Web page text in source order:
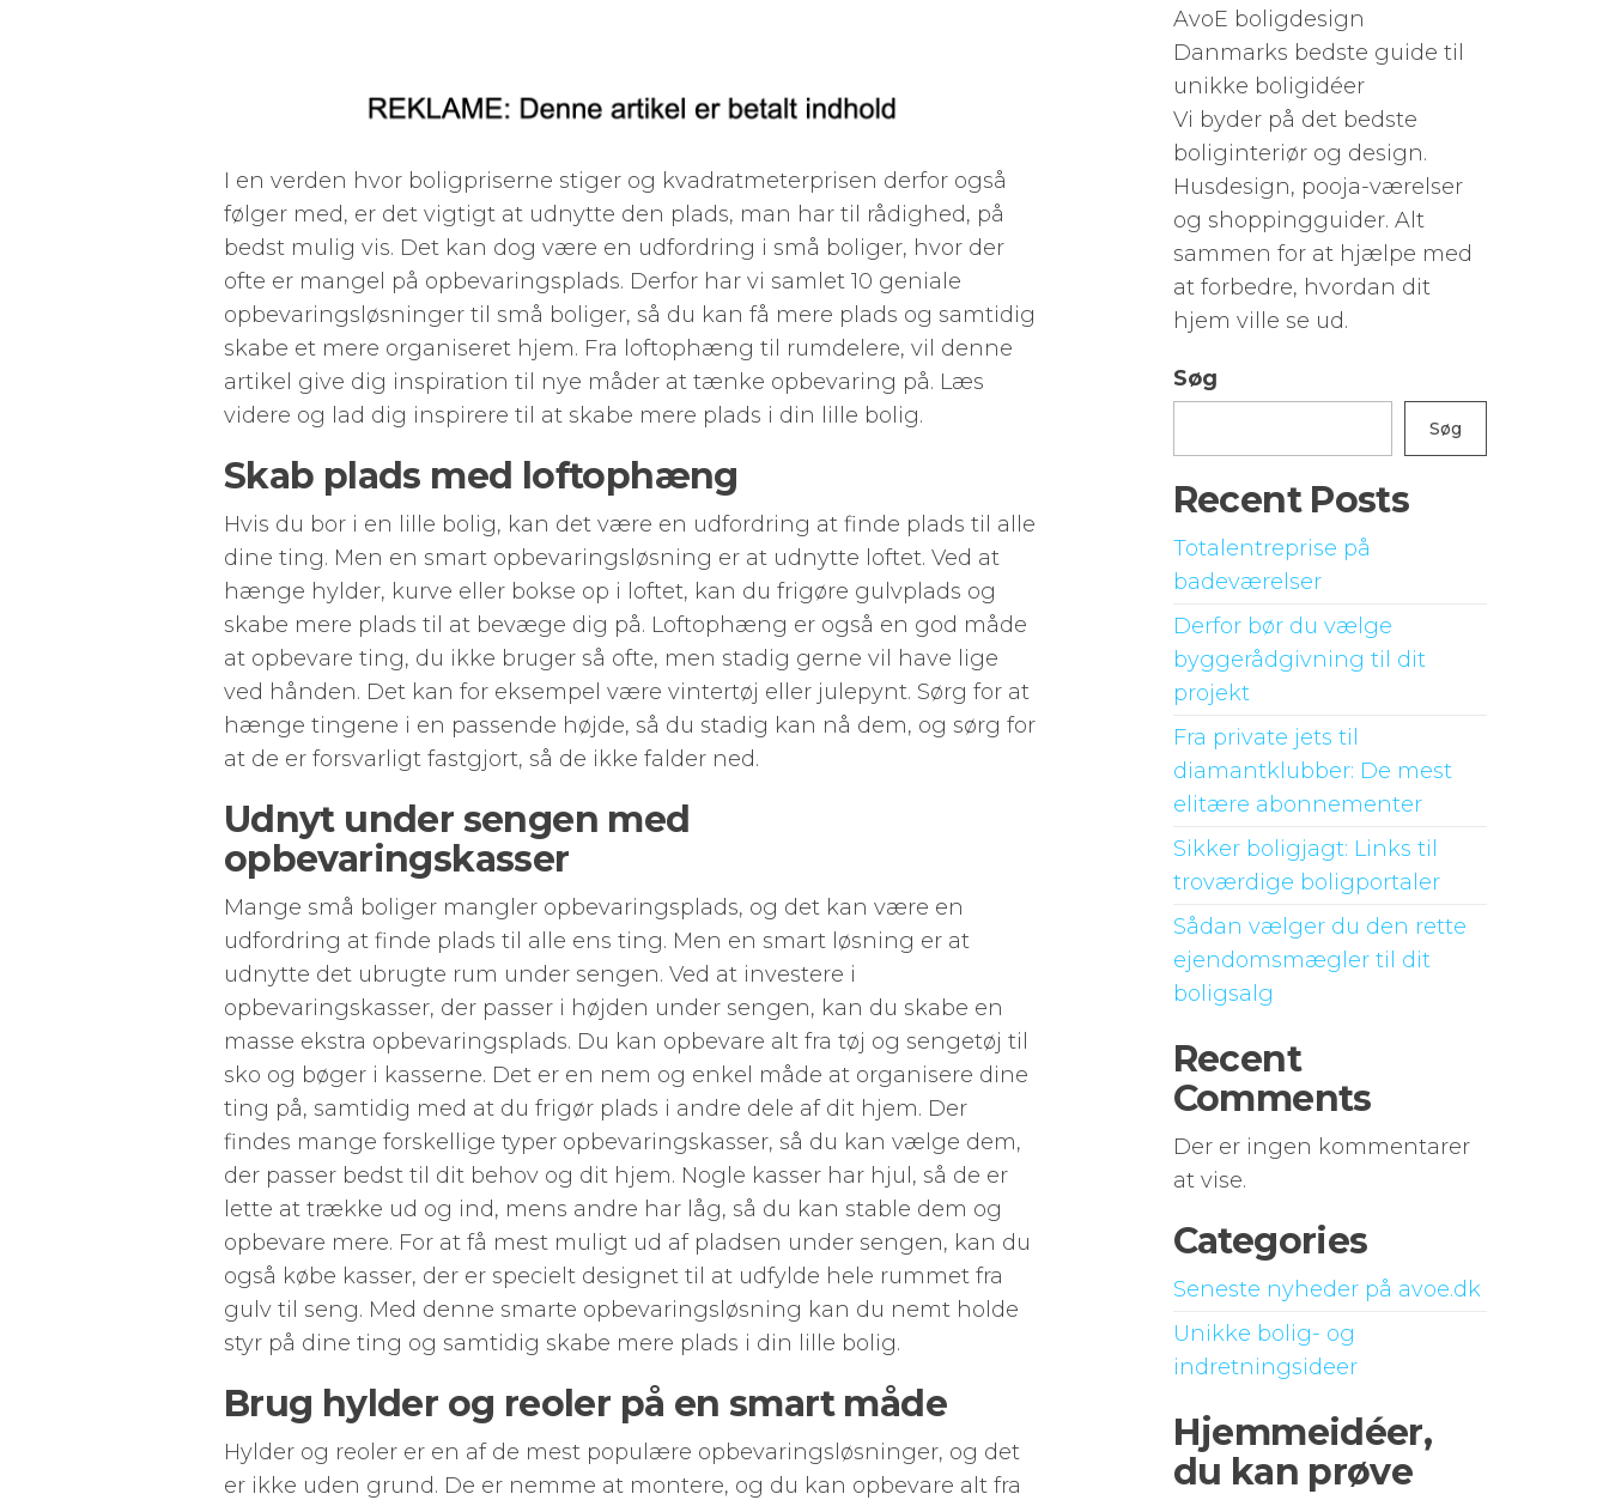
I en verden hvor boligpriserne stiger og kvadratmeterprisen derfor også
følger med, er det vigtigt at udnytte den plads, man har til rådighed, på
bedst mulig vis. Det kan dog være en udfordring i små boliger, hvor der
ofte er mangel på opbevaringsplads. Derfor har vi samlet 10 geniale
opbevaringsløsninger til små boliger, så du kan få mere plads og samtidig
skabe et mere organiseret hjem. Fra loftophæng til rumdelere, vil denne
artikel give dig inspiration til nye måder at tænke opbevaring på. Læs
videre og lad dig inspirere til at skabe mere plads i din lille bolig.
Skab plads med loftophæng
Hvis du bor i en lille bolig, kan det være en udfordring at finde plads til alle
dine ting. Men en smart opbevaringsløsning er at udnytte loftet. Ved at
hænge hylder, kurve eller bokse op i loftet, kan du frigøre gulvplads og
skabe mere plads til at bevæge dig på. Loftophæng er også en god måde
at opbevare ting, du ikke bruger så ofte, men stadig gerne vil have lige
ved hånden. Det kan for eksempel være vintertøj eller julepynt. Sørg for at
hænge tingene i en passende højde, så du stadig kan nå dem, og sørg for
at de er forsvarligt fastgjort, så de ikke falder ned.
Udnyt under sengen med
opbevaringskasser
Mange små boliger mangler opbevaringsplads, og det kan være en
udfordring at finde plads til alle ens ting. Men en smart løsning er at
udnytte det ubrugte rum under sengen. Ved at investere i
opbevaringskasser, der passer i højden under sengen, kan du skabe en
masse ekstra opbevaringsplads. Du kan opbevare alt fra tøj og sengetøj til
sko og bøger i kasserne. Det er en nem og enkel måde at organisere dine
ting på, samtidig med at du frigør plads i andre dele af dit hjem. Der
findes mange forskellige typer opbevaringskasser, så du kan vælge dem,
der passer bedst til dit behov og dit hjem. Nogle kasser har hjul, så de er
lette at trække ud og ind, mens andre har låg, så du kan stable dem og
opbevare mere. For at få mest muligt ud af pladsen under sengen, kan du
også købe kasser, der er specielt designet til at udfylde hele rummet fra
gulv til seng. Med denne smarte opbevaringsløsning kan du nemt holde
styr på dine ting og samtidig skabe mere plads i din lille bolig.
Brug hylder og reoler på en smart måde
Hylder og reoler er en af de mest populære opbevaringsløsninger, og det
er ikke uden grund. De er nemme at montere, og du kan opbevare alt fra
AvoE boligdesign
Danmarks bedste guide til
unikke boligidéer
Vi byder på det bedste
boliginteriør og design.
Husdesign, pooja-værelser
og shoppingguider. Alt
sammen for at hjælpe med
at forbedre, hvordan dit
hjem ville se ud.
Søg
Søg
Recent Posts
Totalentreprise på
badeværelser
Derfor bør du vælge
byggerådgivning til dit
projekt
Fra private jets til
diamantklubber: De mest
elitære abonnementer
Sikker boligjagt: Links til
troværdige boligportaler
Sådan vælger du den rette
ejendomsmægler til dit
boligsalg
Recent
Comments
Der er ingen kommentarer
at vise.
Categories
Seneste nyheder på avoe.dk
Unikke bolig- og
indretningsideer
Hjemmeidéer,
du kan prøve